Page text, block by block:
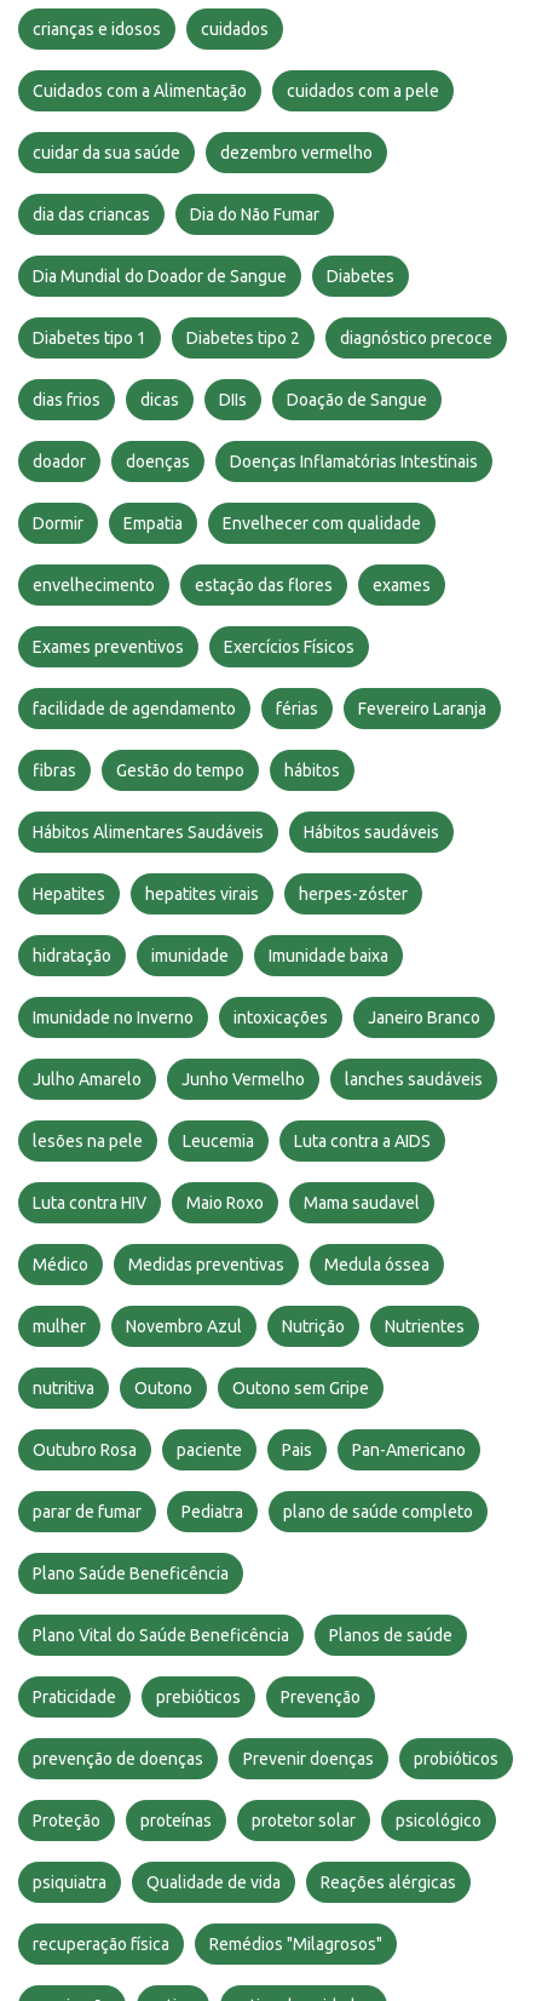
crianças e idosos cuidados
Cuidados com a Alimentação cuidados com a pele
cuidar da sua saúde dezembro vermelho
dia das criancas Dia do Não Fumar
Dia Mundial do Doador de Sangue Diabetes
Diabetes tipo 1 Diabetes tipo 2 diagnóstico precoce
dias frios dicas DIIs Doação de Sangue
doador doenças Doenças Inflamatórias Intestinais
Dormir Empatia Envelhecer com qualidade
envelhecimento estação das flores exames
Exames preventivos Exercícios Físicos
facilidade de agendamento férias Fevereiro Laranja
fibras Gestão do tempo hábitos
Hábitos Alimentares Saudáveis Hábitos saudáveis
Hepatites hepatites virais herpes-zóster
hidratação imunidade Imunidade baixa
Imunidade no Inverno intoxicações Janeiro Branco
Julho Amarelo Junho Vermelho lanches saudáveis
lesões na pele Leucemia Luta contra a AIDS
Luta contra HIV Maio Roxo Mama saudavel
Médico Medidas preventivas Medula óssea
mulher Novembro Azul Nutrição Nutrientes
nutritiva Outono Outono sem Gripe
Outubro Rosa paciente Pais Pan-Americano
parar de fumar Pediatra plano de saúde completo
Plano Saúde Beneficência
Plano Vital do Saúde Beneficência Planos de saúde
Praticidade prebióticos Prevenção
prevenção de doenças Prevenir doenças probióticos
Proteção proteínas protetor solar psicológico
psiquiatra Qualidade de vida Reações alérgicas
recuperação física Remédios "Milagrosos"